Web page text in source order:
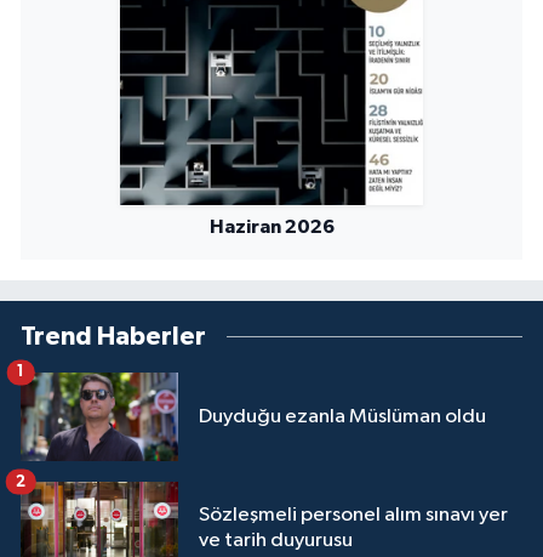
Haziran 2026
Trend Haberler
Duyduğu ezanla Müslüman oldu
1
Sözleşmeli personel alım sınavı yer
ve tarih duyurusu
2
Muğla Müftülüğü
Muş Müftülüğü
Nevşehir Müftülüğü
Niğde Müftülüğü
Rize Müftülüğü
Sakarya Müftülüğü
Samsun Müftülüğü